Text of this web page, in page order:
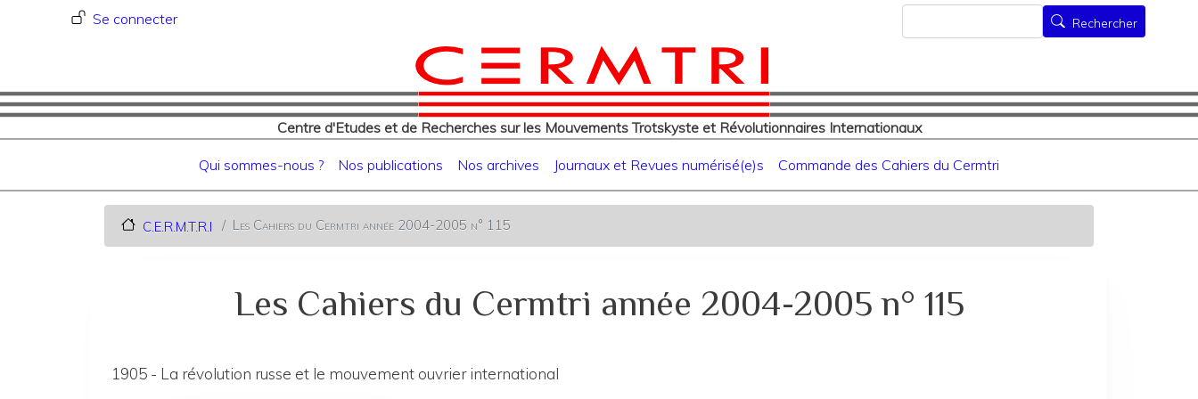
contenu
principal
Menu du compte de l'utilisateur
Se connecter
Centre d'Etudes et de Recherches sur les Mouvements Trotskyste et Révolutionnaires Internationaux
Rechercher
Rechercher
Navigation principale
Qui sommes-nous ? Nos publications Nos archives Journaux et Revues numérisé(e)s Commande des Cahiers du Cermtri
C.E.R.M.T.R.I Les Cahiers du Cermtri année 2004-2005 n° 115
Les Cahiers du Cermtri année 2004-2005 n° 115
1905 - La révolution russe et le mouvement ouvrier international